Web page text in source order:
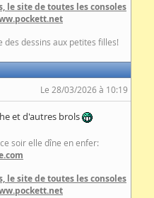
le site de toutes les consoles
des dessins aux petites filles!
Le 28/03/2026 à 10:19
et d'autres brols
soir elle dîne en enfer:
le site de toutes les consoles